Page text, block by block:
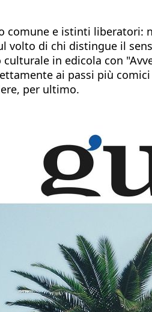
e istinti liberatori:
di chi distingue il
in edicola con
ai passi più
per ultimo.